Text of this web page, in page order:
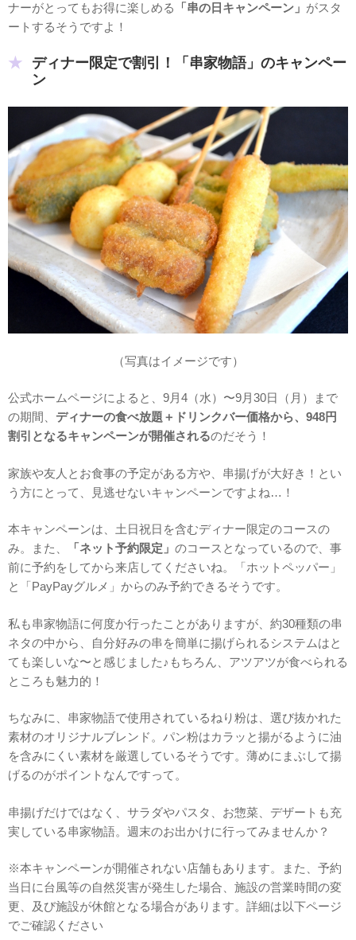
ナーがとってもお得に楽しめる
「串の日キャンペーン」 がスタ
ートするそうですよ！
ディナー限定で割引！「串家物語」のキャンペー
ン
（写真はイメージです）
公式ホームページによると、9月4（水）〜9月30日（月）まで
の期間、 ディナーの食べ放題＋ドリンクバー価格から、948円
割引となるキャンペーンが開催されるのだそう！
家族や友人とお食事の予定がある方や、串揚げが大好き！とい
う方にとって、見逃せないキャンペーンですよね…！
本キャンペーンは、土日祝日を含むディナー限定のコースの
み。また、
「ネット予約限定」 のコースとなっているので、事
前に予約をしてから来店してくださいね。「ホットペッパー」
と「PayPayグルメ」からのみ予約できるそうです。
私も串家物語に何度か行ったことがありますが、約30種類の串
ネタの中から、自分好みの串を簡単に揚げられるシステムはと
ても楽しいな〜と感じました♪もちろん、アツアツが食べられる
ところも魅力的！
ちなみに、串家物語で使用されているねり粉は、選び抜かれた
素材のオリジナルブレンド。パン粉はカラッと揚がるように油
を含みにくい素材を厳選しているそうです。薄めにまぶして揚
げるのがポイントなんですって。
串揚げだけではなく、サラダやパスタ、お惣菜、デザートも充
実している串家物語。週末のお出かけに行ってみませんか？
※本キャンペーンが開催されない店舗もあります。また、予約
当日に台風等の自然災害が発生した場合、施設の営業時間の変
更、及び施設が休館となる場合があります。詳細は以下ページ
でご確認ください